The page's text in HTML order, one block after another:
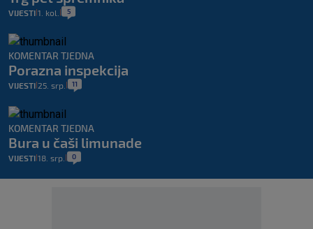
VIJESTI 1. kol. 5
KOMENTAR TJEDNA
Porazna inspekcija
VIJESTI 25. srp. 11
KOMENTAR TJEDNA
Bura u čaši limunade
VIJESTI 18. srp. 0